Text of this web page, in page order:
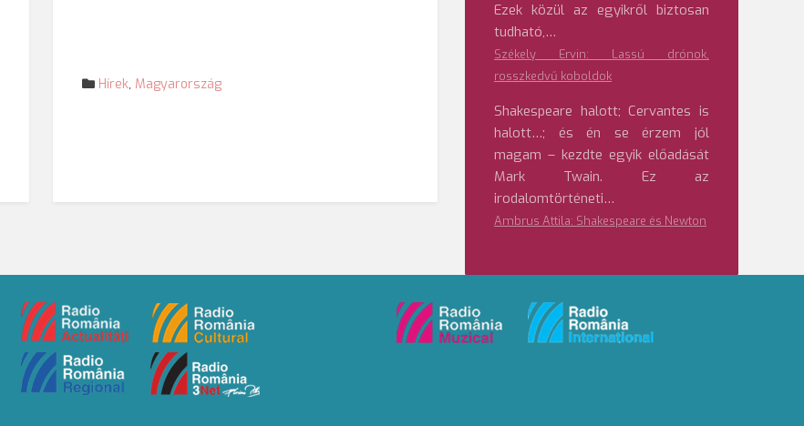
Hírek, Magyarország
Ezek közül az egyikről biztosan
tudható,…
Székely Ervin: Lassú drónok,
rosszkedvű koboldok
Shakespeare halott; Cervantes is
halott…; és én se érzem jól
magam – kezdte egyik előadását
Mark Twain. Ez az
irodalomtörténeti…
Ambrus Attila: Shakespeare és Newton